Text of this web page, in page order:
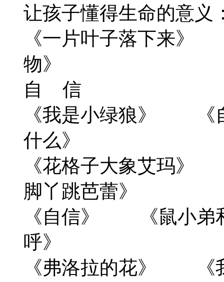
让孩子懂得生命的意义
《一片叶子落下来
物》
自 信
《我是小绿狼》 《
什么》
《花格子大象艾玛
脚丫跳芭蕾》
《自信》 《鼠小弟
呼》
《弗洛拉的花》 《